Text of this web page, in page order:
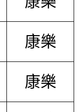
康樂
康樂